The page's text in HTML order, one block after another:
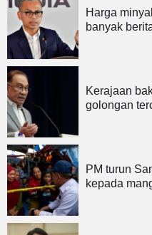
Harga
banyak
Kerajaan
golongan
PM turun
kepada